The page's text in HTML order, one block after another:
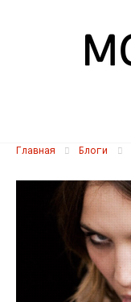
Главная Блоги